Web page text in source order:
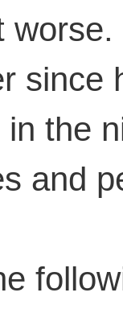
since
the
and